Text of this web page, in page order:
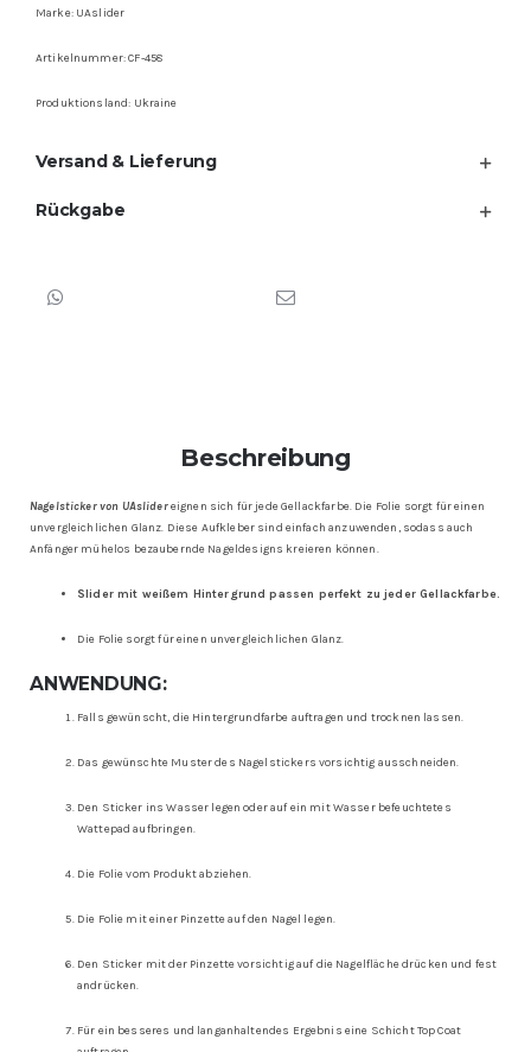
Marke: UAslider
Artikelnummer: CF-458
Produktionsland: Ukraine
Versand & Lieferung
Rückgabe
Beschreibung
Nagelsticker von UAslidereignen sich für jede Gellackfarbe. Die Folie sorgt für einen
unvergleichlichen Glanz. Diese Aufkleber sind einfach anzuwenden, sodass auch
Anfänger mühelos bezaubernde Nageldesigns kreieren können.
Slider mit weißem Hintergrund passen perfekt zu jeder Gellackfarbe.
Die Folie sorgt für einen unvergleichlichen Glanz.
ANWENDUNG:
Falls gewünscht, die Hintergrundfarbe auftragen und trocknen lassen.
Das gewünschte Muster des Nagelstickers vorsichtig ausschneiden.
Den Sticker ins Wasser legen oder auf ein mit Wasser befeuchtetes
Wattepad aufbringen.
Die Folie vom Produkt abziehen.
Die Folie mit einer Pinzette auf den Nagel legen.
Den Sticker mit der Pinzette vorsichtig auf die Nagelfläche drücken und fest
andrücken.
Für ein besseres und langanhaltendes Ergebnis eine Schicht Top Coat